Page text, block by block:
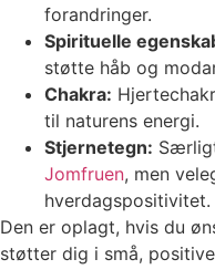
forandringer.
Spirituelle
støtte håb og
Chakra:
til naturens energi.
Stjernetegn:
Jomfruen, men
hverdagspositivitet.
Den er oplagt, hvis du
støtter dig i små,